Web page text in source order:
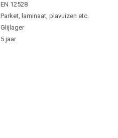
EN 12528
Parket, laminaat, plavuizen etc.
Glijlager
5 jaar